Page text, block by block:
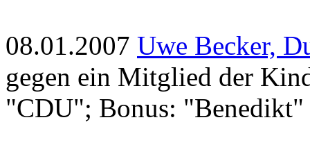
08.01.2007 Uwe Becker,
gegen ein Mitglied der
"CDU"; Bonus: "Benedikt"